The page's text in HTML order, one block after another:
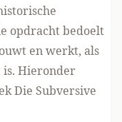
opdracht bedoelt
en werkt, als
is. Hieronder
Die Subversive